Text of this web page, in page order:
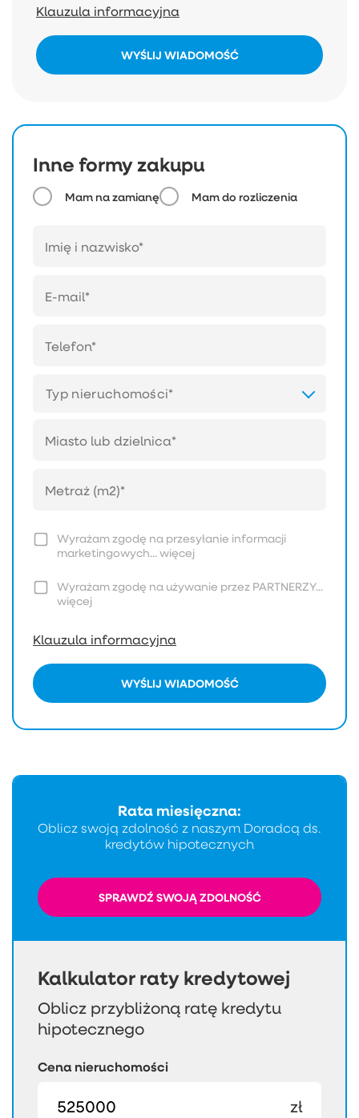
Klauzula informacyjna
WYŚLIJ WIADOMOŚĆ
Inne formy zakupu
Mam na zamianę Mam do rozliczenia
Typ nieruchomości*
Wyrażam zgodę na przesyłanie informacji
marketingowych...więcej
Wyrażam zgodę na używanie przez PARTNERZY...
więcej
Klauzula informacyjna
WYŚLIJ WIADOMOŚĆ
Kalkulator raty kredytowej
Oblicz przybliżoną ratę kredytu
hipotecznego
Cena nieruchomości
zł
Rata miesięczna:
Oblicz swoją zdolność z naszym Doradcą ds.
kredytów hipotecznych
SPRAWDŹ SWOJĄ ZDOLNOŚĆ